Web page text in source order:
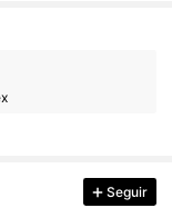
Seguir